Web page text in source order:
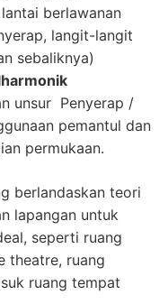
berlawanan
langit-langit
sebaliknya)
Penyerap /
pemantul dan
permukaan.
berlandaskan teori
lapangan untuk
seperti ruang
theatre, ruang
ruang tempat